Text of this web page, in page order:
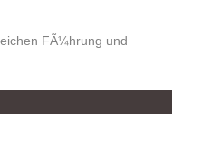
FÃ¼hrung und